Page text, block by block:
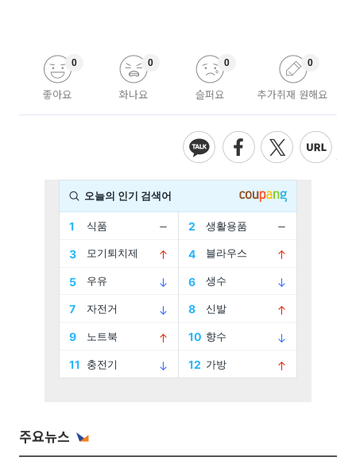
좋아요
0
화나요
0
슬퍼요
0
추가취재 원해요
0
주요뉴스